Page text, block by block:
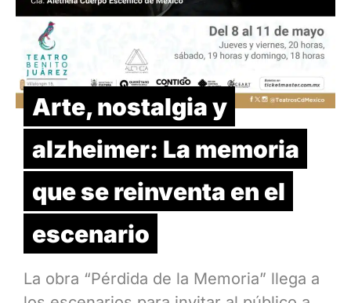
Arte, nostalgia y
alzheimer: La memoria
que se reinventa en el
escenario
La obra “Pérdida de la Memoria” llega a